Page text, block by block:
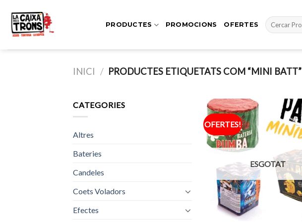
content
PRODUCTES PROMOCIONS OFERTES
Cerca:
INICI / PRODUCTES ETIQUETATS COM “MINI BATT”
CATEGORIES
Altres
Bateries
Candeles
Coets Voladors
Efectes
OFERTES!
ESGOTAT